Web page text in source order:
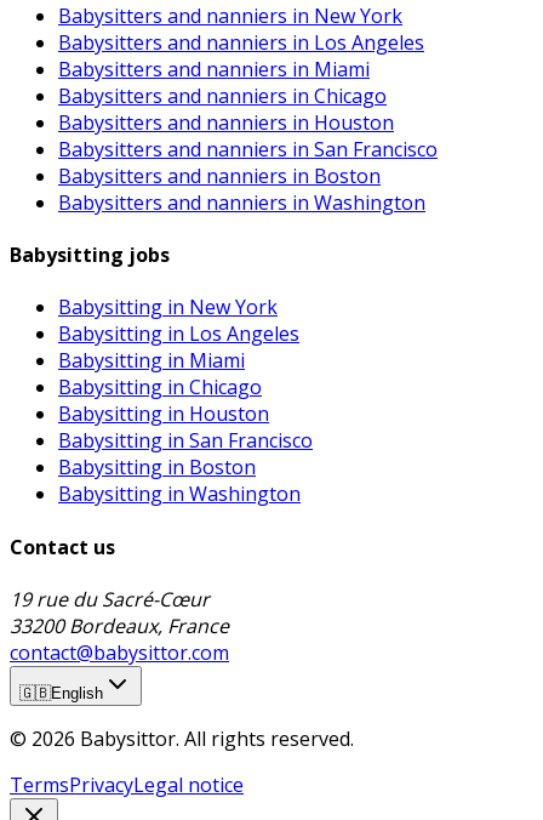
Babysitters and nanniers in New York
Babysitters and nanniers in Los Angeles
Babysitters and nanniers in Miami
Babysitters and nanniers in Chicago
Babysitters and nanniers in Houston
Babysitters and nanniers in San Francisco
Babysitters and nanniers in Boston
Babysitters and nanniers in Washington
Babysitting jobs
Babysitting in New York
Babysitting in Los Angeles
Babysitting in Miami
Babysitting in Chicago
Babysitting in Houston
Babysitting in San Francisco
Babysitting in Boston
Babysitting in Washington
Contact us
19 rue du Sacré-Cœur
33200 Bordeaux, France
contact@babysittor.com
🇬🇧English
© 2026 Babysittor. All rights reserved.
TermsPrivacyLegal notice